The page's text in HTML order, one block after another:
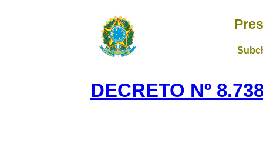
DECRETO Nº